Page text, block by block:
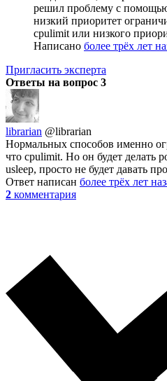
решил проблему с
низкий приоритет
cpulimit или низкого
Написано более трёх лет
Пригласить эксперта
Ответы на вопрос 3
librarian @librarian
Нормальных способов именно
что cpulimit. Но он будет делать
usleep, просто не будет давать
Ответ написан более трёх лет
2 комментария